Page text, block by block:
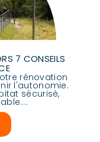
7 CONSEILS
rénovation
l'autonomie.
sécurisé,